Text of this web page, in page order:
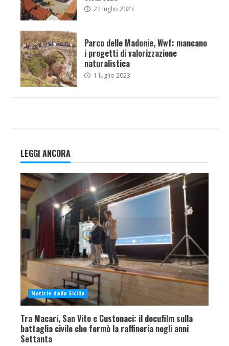
22 luglio 2023
Parco delle Madonie, Wwf: mancano
i progetti di valorizzazione
naturalistica
1 luglio 2023
LEGGI ANCORA
Notizie dalla Sicilia
Tra Macari, San Vito e Custonaci: il docufilm sulla
battaglia civile che fermò la raffineria negli anni
Settanta